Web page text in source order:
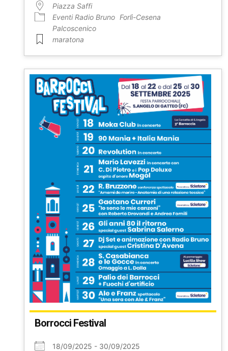
Piazza Saffi
Eventi Radio Bruno Forlì-Cesena
Palcoscenico
maratona
Borrocci Festival
18/09/2025 - 30/09/2025